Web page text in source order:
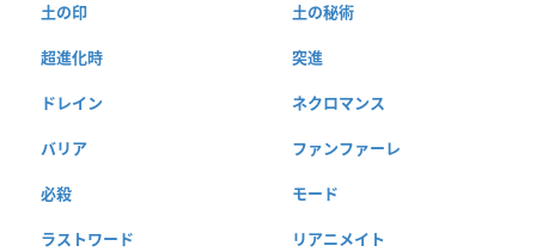
土の印 土の秘術
超進化時 突進
ドレイン ネクロマンス
バリア ファンファーレ
必殺 モード
ラストワード リアニメイト